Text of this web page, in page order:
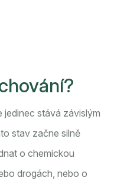
jedinec stává závislým
stav začne silně
o chemickou
drogách, nebo o